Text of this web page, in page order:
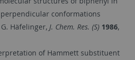
conformations
Häfelinger, J. Chem. Res. (S) 1986,
of Hammett substituent